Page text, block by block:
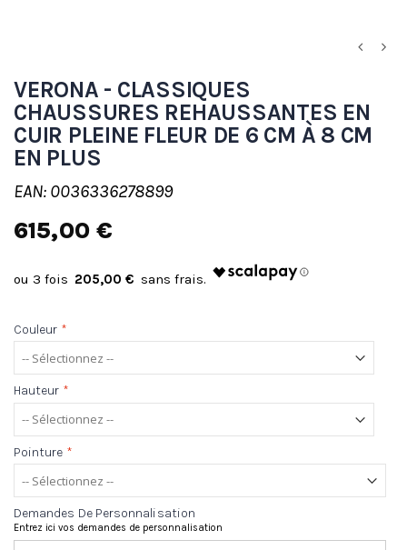
VERONA - CLASSIQUES
CHAUSSURES REHAUSSANTES EN
CUIR PLEINE FLEUR DE 6 CM À 8 CM
EN PLUS
EAN: 0036336278899
615,00 €
205,00 €
Couleur *
Hauteur *
Pointure *
Demandes De Personnalisation
Entrez ici vos demandes de personnalisation